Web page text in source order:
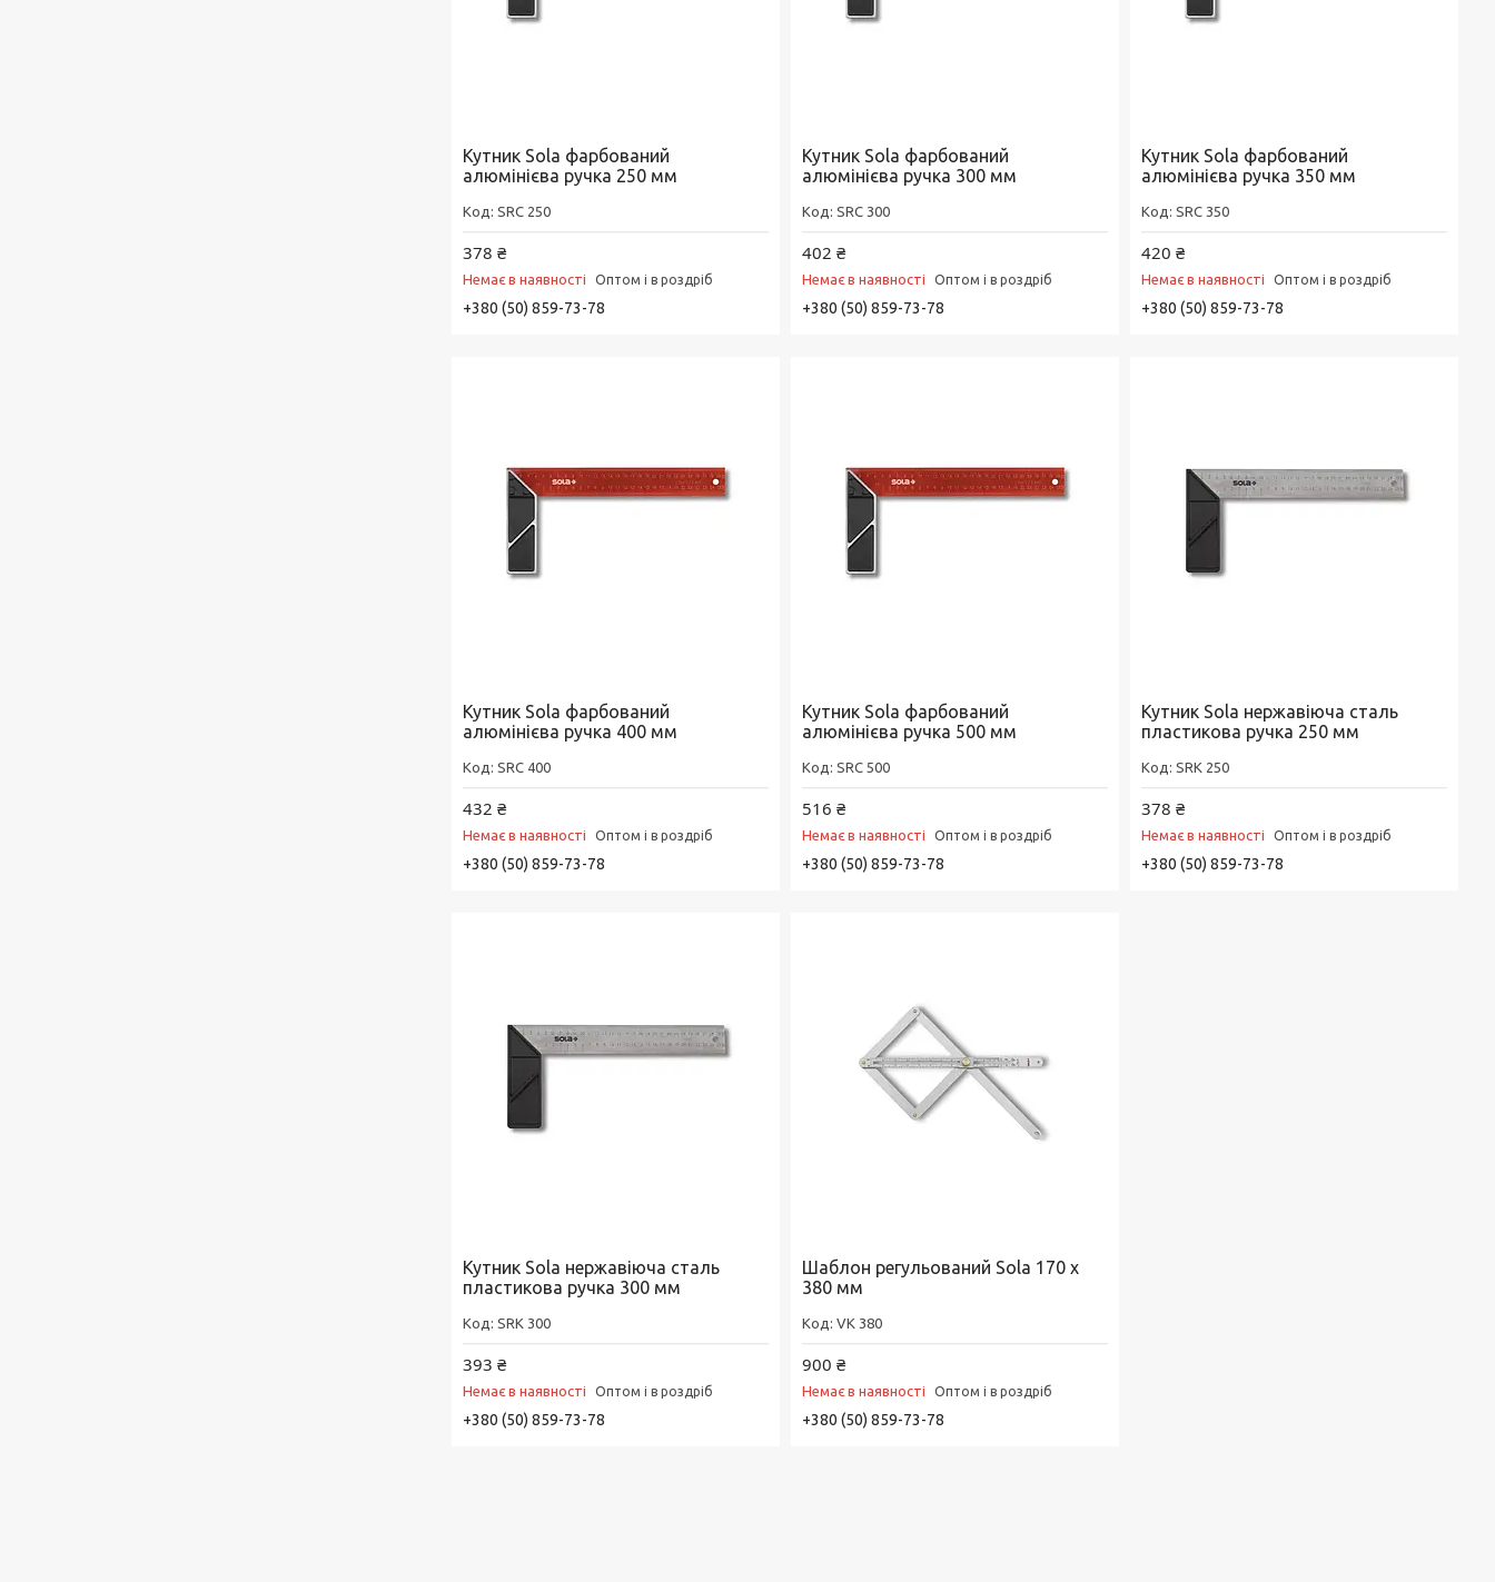
Кутник Sola фарбований
алюмінієва ручка 250 мм
SRC 250
378 ₴
Немає в наявності Оптом і в роздріб
+380 (50) 859-73-78
Кутник Sola фарбований
алюмінієва ручка 300 мм
SRC 300
402 ₴
Немає в наявності Оптом і в роздріб
+380 (50) 859-73-78
Кутник Sola фарбований
алюмінієва ручка 350 мм
SRC 350
420 ₴
Немає в наявності Оптом і в роздріб
+380 (50) 859-73-78
Кутник Sola фарбований
алюмінієва ручка 400 мм
SRC 400
432 ₴
Немає в наявності Оптом і в роздріб
+380 (50) 859-73-78
Кутник Sola фарбований
алюмінієва ручка 500 мм
SRC 500
516 ₴
Немає в наявності Оптом і в роздріб
+380 (50) 859-73-78
Кутник Sola нержавіюча сталь
пластикова ручка 250 мм
SRK 250
378 ₴
Немає в наявності Оптом і в роздріб
+380 (50) 859-73-78
Кутник Sola нержавіюча сталь
пластикова ручка 300 мм
SRK 300
393 ₴
Немає в наявності Оптом і в роздріб
+380 (50) 859-73-78
Шаблон регульований Sola 170 x
380 мм
VK 380
900 ₴
Немає в наявності Оптом і в роздріб
+380 (50) 859-73-78